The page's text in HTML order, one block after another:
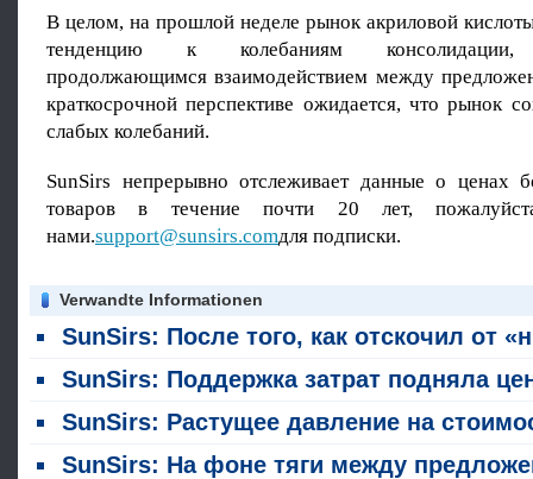
В целом, на прошлой неделе рынок акриловой
тенденцию к колебаниям консолидации,
продолжающимся взаимодействием между
краткосрочной перспективе ожидается, что рынок
слабых колебаний.
SunSirs непрерывно отслеживает данные о ценах
товаров в течение почти 20 лет,
нами.support@sunsirs.comдля подписки.
Verwandte Informationen
SunSirs: После того, как отскочил от «низкого до среднего» до «высокого», уходит ли импульс, лежащий в основе текущего ралли акрилной
SunSirs: Поддержка затрат подняла цены на акриловую кислоту, а рынок остановился на высоких уровнях, вступив в период
SunSirs: Растущее давление на стоимость привело к твердой тенденции на рынке акриловой
SunSirs: На фоне тяги между предложением и спросом рынок акриловой кислоты колебался и